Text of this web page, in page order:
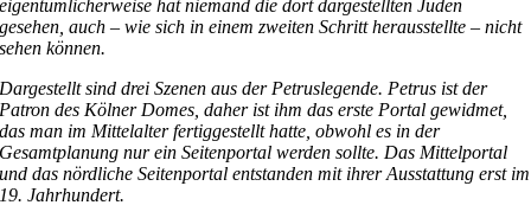
eigentümlicherweise hat niemand die dort dargestellten Juden
gesehen, auch – wie sich in einem zweiten Schritt herausstellte – nicht
sehen können.
Dargestellt sind drei Szenen aus der Petruslegende. Petrus ist der
Patron des Kölner Domes, daher ist ihm das erste Portal gewidmet,
das man im Mittelalter fertiggestellt hatte, obwohl es in der
Gesamtplanung nur ein Seitenportal werden sollte. Das Mittelportal
und das nördliche Seitenportal entstanden mit ihrer Ausstattung erst im
19. Jahrhundert.